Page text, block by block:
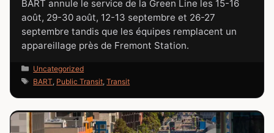
BART annule le service de la Green Line les 15-16
août, 29-30 août, 12-13 septembre et 26-27
septembre tandis que les équipes remplacent un
appareillage près de Fremont Station.
Catégories
Uncategorized
Étiquettes
BART, Public Transit,Transit